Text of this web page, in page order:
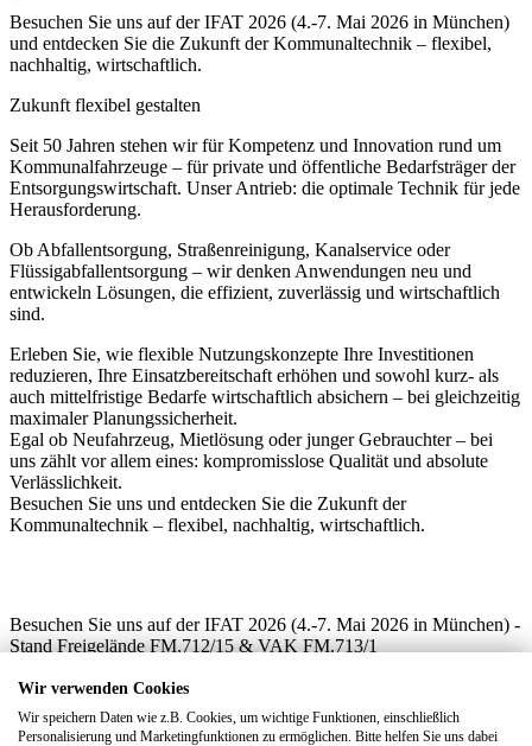
Besuchen Sie uns auf der IFAT 2026 (4.-7. Mai 2026 in München)
und entdecken Sie die Zukunft der Kommunaltechnik – flexibel,
nachhaltig, wirtschaftlich.
Zukunft flexibel gestalten
Seit 50 Jahren stehen wir für Kompetenz und Innovation rund um
Kommunalfahrzeuge – für private und öffentliche Bedarfsträger der
Entsorgungswirtschaft. Unser Antrieb: die optimale Technik für jede
Herausforderung.
Ob Abfallentsorgung, Straßenreinigung, Kanalservice oder
Flüssigabfallentsorgung – wir denken Anwendungen neu und
entwickeln Lösungen, die effizient, zuverlässig und wirtschaftlich
sind.
Erleben Sie, wie flexible Nutzungskonzepte Ihre Investitionen
reduzieren, Ihre Einsatzbereitschaft erhöhen und sowohl kurz- als
auch mittelfristige Bedarfe wirtschaftlich absichern – bei gleichzeitig
maximaler Planungssicherheit.
Egal ob Neufahrzeug, Mietlösung oder junger Gebrauchter – bei
uns zählt vor allem eines: kompromisslose Qualität und absolute
Verlässlichkeit.
Besuchen Sie uns und entdecken Sie die Zukunft der
Kommunaltechnik – flexibel, nachhaltig, wirtschaftlich.
Besuchen Sie uns auf der IFAT 2026 (4.-7. Mai 2026 in München) -
Stand Freigelände FM.712/15 & VAK FM.713/1
Sichern Sie sich jetzt Ihre Tickets für die IFAT 2026!
Kontaktieren Sie uns einfach per E-Mail:
Geschaeftsleitung@schmidt-kommunal.de
Wir verwenden Cookies
Wir speichern Daten wie z.B. Cookies, um wichtige Funktionen, einschließlich
Personalisierung und Marketingfunktionen zu ermöglichen. Bitte helfen Sie uns dabei